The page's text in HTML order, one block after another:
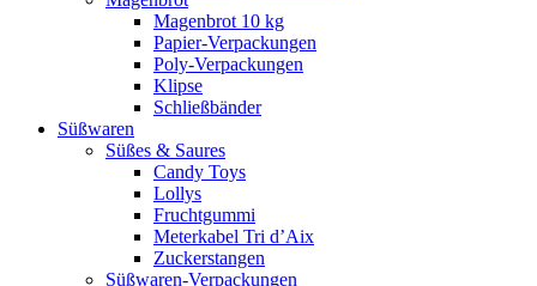
Magenbrot 10 kg
Papier-Verpackungen
Poly-Verpackungen
Klipse
Schließbänder
Süßwaren
Süßes & Saures
Candy Toys
Lollys
Fruchtgummi
Meterkabel Tri d’Aix
Zuckerstangen
Süßwaren-Verpackungen